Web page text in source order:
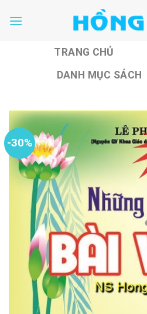
TRANG CHỦ
DANH MỤC SÁCH
-30%